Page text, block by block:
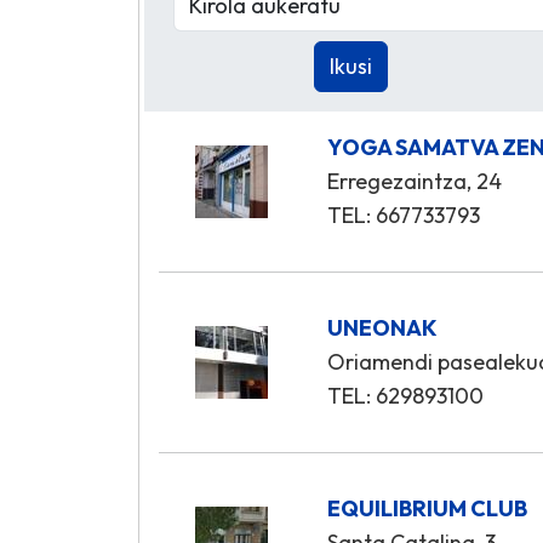
YOGA SAMATVA
Erregezaintza, 24
TEL: 667733793
UNEONAK
Oriamendi
TEL: 629893100
EQUILIBRIUM CLUB